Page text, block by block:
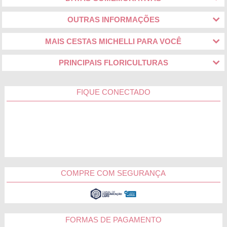
Dia do Natureza | Arranjos e flores plantadas para
Você sabia que a coleção Dia da Natureza da Cestas Michelli
também conta com opções singelas e delicadas para você
não deixar essa data passar em branco? É verdade! Em
nossa loja online você encontra as melhores sugestões de
pela pessoa homenageada.
Se você está buscando um mimo delicado para alegrar a vida
Aquela pessoa querida que você pretende homenagear é tão
apaixonada por flores tem até um jardinzinho em casa? Então,
nada melhor para emocionar e encantar do Dia da Natureza
do que as flores plantadas da Cestas Michelli. São belas
mais verde da casa ainda mais bonito.
OUTRAS INFORMAÇÕES
MAIS CESTAS MICHELLI PARA VOCÊ
PRINCIPAIS FLORICULTURAS
FIQUE CONECTADO
COMPRE COM SEGURANÇA
FORMAS DE PAGAMENTO